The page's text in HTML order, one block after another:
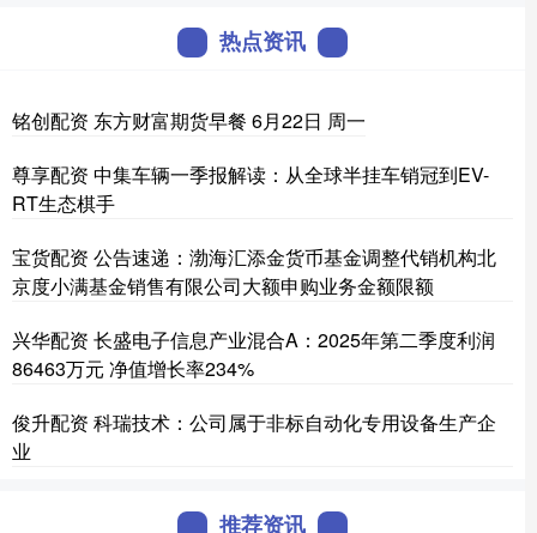
热点资讯
铭创配资 东方财富期货早餐 6月22日 周一
尊享配资 中集车辆一季报解读：从全球半挂车销冠到EV-
RT生态棋手
宝货配资 公告速递：渤海汇添金货币基金调整代销机构北
京度小满基金销售有限公司大额申购业务金额限额
兴华配资 长盛电子信息产业混合A：2025年第二季度利润
86463万元 净值增长率234%
俊升配资 科瑞技术：公司属于非标自动化专用设备生产企
业
推荐资讯